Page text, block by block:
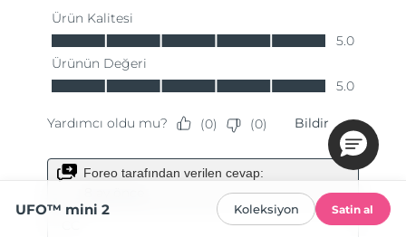
UFO™ mini 2 Koleksiyon Satin al